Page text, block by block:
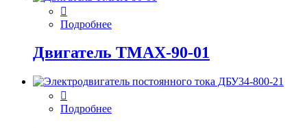
Подробнее
Двигатель ТМАХ-90-01
Подробнее